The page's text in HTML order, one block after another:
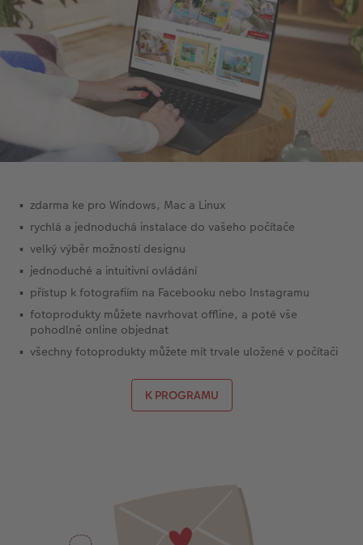
zdarma ke pro Windows, Mac a Linux
rychlá a jednoduchá instalace do vašeho počítače
velký výběr možností designu
jednoduché a intuitivní ovládání
přístup k fotografiím na Facebooku nebo Instagramu
fotoprodukty můžete navrhovat offline, a poté vše
pohodlně online objednat
všechny fotoprodukty můžete mít trvale uložené v počítači
K PROGRAMU